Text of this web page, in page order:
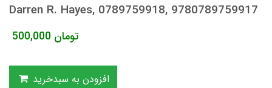
Darren R. Hayes, 0789759918, 9780789759917
500,000 تومان
افزودن به سبدخرید